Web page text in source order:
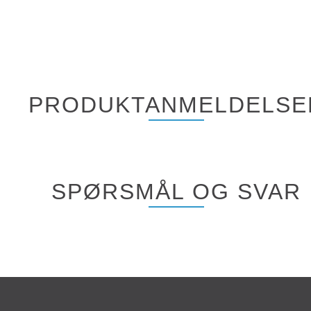
SPØRSMÅL OG SVAR